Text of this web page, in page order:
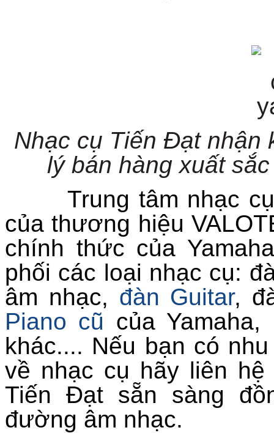
Nhạc cụ Tiến Đạt nhận
lý bán hàng xuất
Trung tâm nhạc cụ
của thương hiệu
chính thức của
phối các loại nhạc cụ:
âm nhạc, đàn Guitar,
Piano cũ của
khác.... Nếu bạn có
về nhạc cụ hãy liên
Tiến Đạt sẵn sàng
đường âm nhạc.